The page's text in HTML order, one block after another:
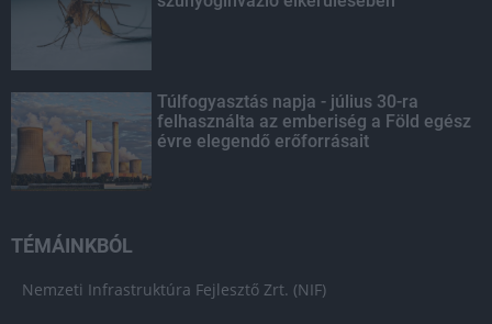
Túlfogyasztás napja - július 30-ra
felhasználta az emberiség a Föld egész
évre elegendő erőforrásait
TÉMÁINKBÓL
Nemzeti Infrastruktúra Fejlesztő Zrt. (NIF)